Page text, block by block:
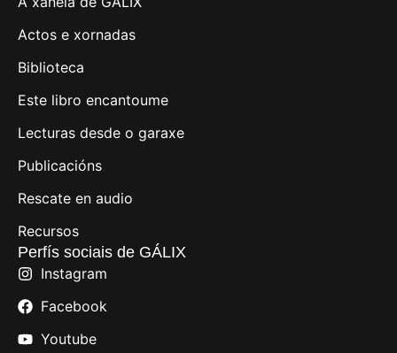
Actos e xornadas
Biblioteca
Este libro encantoume
Lecturas desde o garaxe
Publicacións
Rescate en audio
Recursos
Perfís sociais de GÁLIX
Instagram
Facebook
Youtube